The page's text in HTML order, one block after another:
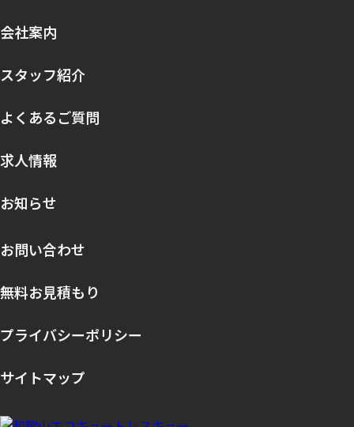
会社案内
スタッフ紹介
よくあるご質問
求人情報
お知らせ
お問い合わせ
無料お見積もり
プライバシーポリシー
サイトマップ